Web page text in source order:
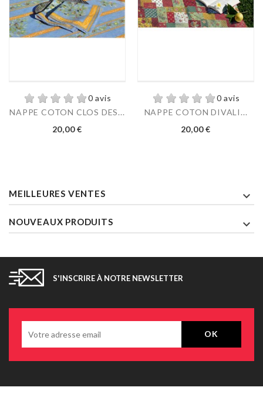
0 avis
NAPPE COTON CLOS DES...
Prix
20,00 €
0 avis
NAPPE COTON DIVALI...
Prix
20,00 €
MEILLEURES VENTES 
NOUVEAUX PRODUITS 
S'INSCRIRE À NOTRE NEWSLETTER